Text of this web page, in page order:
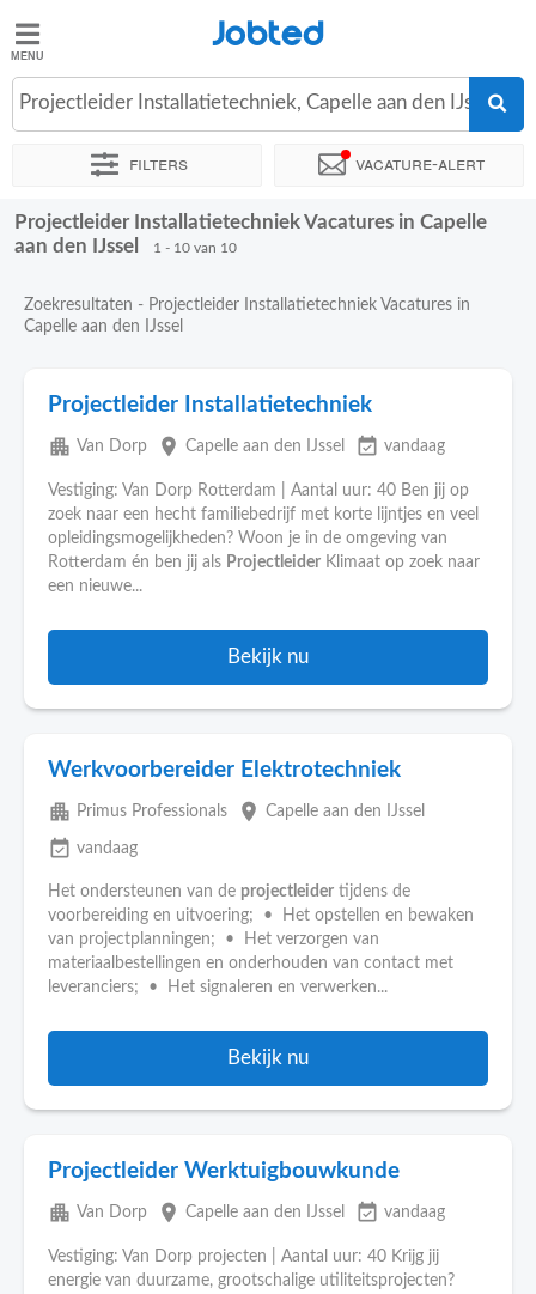
Jobted
Vacatures
Salarissen
Jobted
Projectleider Installatietechniek, Capelle aan den IJssel
Filters Vacature-alert
Sorteer op Exacte locatie Bedrijf Uitzendbureau
Projectleider Installatietechniek Vacatures in Capelle
aan den IJssel
1 - 10 van 10
Zoekresultaten - Projectleider Installatietechniek Vacatures in
Capelle aan den IJssel
Projectleider Installatietechniek
apartment Van Dorp place Capelle aan den IJssel event_available vandaag
Vestiging: Van Dorp Rotterdam | Aantal uur: 40 Ben jij op
zoek naar een hecht familiebedrijf met korte lijntjes en veel
opleidingsmogelijkheden? Woon je in de omgeving van
Rotterdam én ben jij als Projectleider Klimaat op zoek naar
een nieuwe...
Bekijk nu
Werkvoorbereider Elektrotechniek
apartment Primus Professionals place Capelle aan den IJssel
event_available vandaag
Het ondersteunen van de projectleider tijdens de
voorbereiding en uitvoering; • Het opstellen en bewaken
van projectplanningen; • Het verzorgen van
materiaalbestellingen en onderhouden van contact met
leveranciers; • Het signaleren en verwerken...
Bekijk nu
Projectleider Werktuigbouwkunde
apartment Van Dorp place Capelle aan den IJssel event_available vandaag
Vestiging: Van Dorp projecten | Aantal uur: 40 Krijg jij
energie van duurzame, grootschalige utiliteitsprojecten?